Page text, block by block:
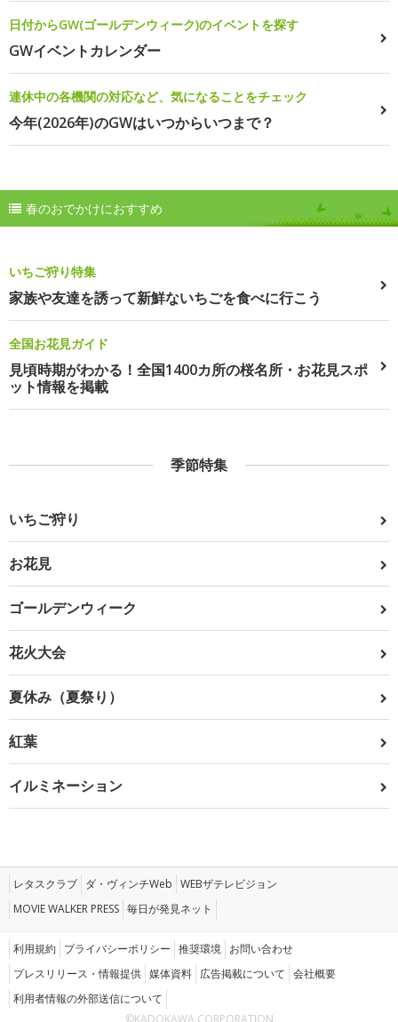
日付からGW(ゴールデンウィーク)のイベントを探す
GWイベントカレンダー
連休中の各機関の対応など、気になることをチェック
今年(2026年)のGWはいつからいつまで？
春のおでかけにおすすめ
いちご狩り特集
家族や友達を誘って新鮮ないちごを食べに行こう
全国お花見ガイド
見頃時期がわかる！全国1400カ所の桜名所・お花見スポ
ット情報を掲載
季節特集
いちご狩り
お花見
ゴールデンウィーク
花火大会
夏休み（夏祭り）
紅葉
イルミネーション
レタスクラブ ダ・ヴィンチWeb WEBザテレビジョン
MOVIE WALKER PRESS 毎日が発見ネット
利用規約 プライバシーポリシー 推奨環境 お問い合わせ
プレスリリース・情報提供 媒体資料 広告掲載について 会社概要
利用者情報の外部送信について
©KADOKAWA CORPORATION